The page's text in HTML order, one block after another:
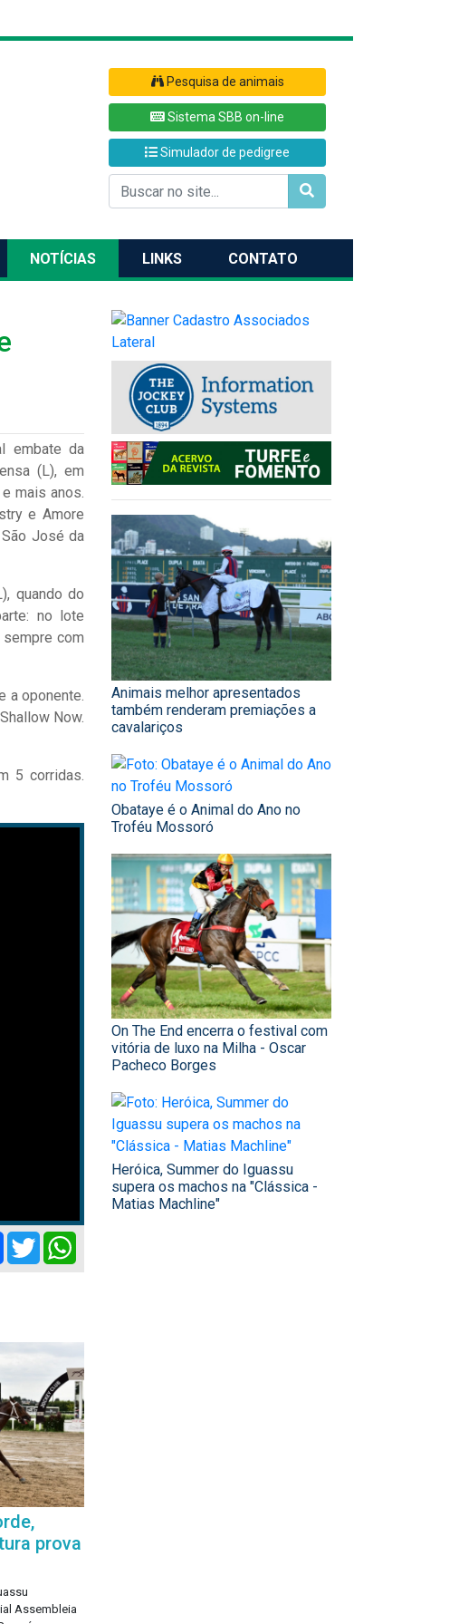
Pesquisa de animais
Sistema SBB on-line
Simulador de pedigree
NOTÍCIAS LINKS CONTATO
embate da
(L), em
mais anos.
e Amore
José da
quando do
no lote
com
a oponente.
Now.
5 corridas.
Facebook
Twitter
prova
Assembleia
Animais melhor apresentados
também renderam premiações a
cavalariços
Obataye é o Animal do Ano no
Troféu Mossoró
On The End encerra o festival com
vitória de luxo na Milha - Oscar
Pacheco Borges
Heróica, Summer do Iguassu
supera os machos na "Clássica -
Matias Machline"